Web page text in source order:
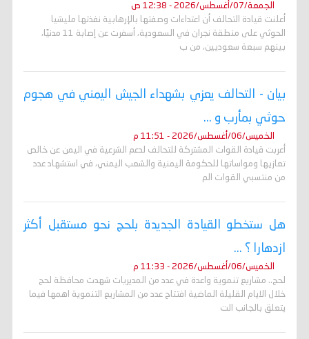
الجمعة/07/أغسطس/2026 - 12:38 ص
أعلنت قيادة التحالف أن اعتداءات وصفتها بالإرهابية نفذتها مليشيا
الحوثي على منطقة نجران في السعودية، أسفرت عن إصابة 11 مدنيًا،
بينهم سبعة سعوديين، من ب
بيان - التحالف يعزي بشهداء الجيش اليمني في هجوم
حوثي بمأرب و ...
الخميس/06/أغسطس/2026 - 11:51 م
أعربت قيادة القوات المشتركة للتحالف لدعم الشرعية في اليمن عن خالص
تعازيها ومواساتها للحكومة اليمنية والشعب اليمني، في استشهاد عدد
من منتسبي القوات الم
هل ستخطو القيادة الجديدة بلحج نحو مستقبل أكثر
ازدهارا ؟ ...
الخميس/06/أغسطس/2026 - 11:33 م
لحج.. مشاريع تنموية واعدة في عدد من المديريات شهدت محافظة لحج
خلال الايام القليلة الماضية افتتاح عدد من المشاريع التنموية اهمها فيما
يتعلق بالجانب الت